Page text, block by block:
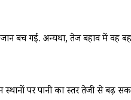
बच गई. अन्यथा, तेज बहाव में वह
पर पानी का स्तर तेजी से